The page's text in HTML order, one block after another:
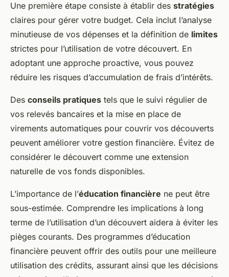
Une première étape consiste à établir des stratégies
claires pour gérer votre budget. Cela inclut l’analyse
minutieuse de vos dépenses et la définition de limites
strictes pour l’utilisation de votre découvert. En
adoptant une approche proactive, vous pouvez
réduire les risques d’accumulation de frais d’intérêts.
Des conseils pratiques tels que le suivi régulier de
vos relevés bancaires et la mise en place de
virements automatiques pour couvrir vos découverts
peuvent améliorer votre gestion financière. Évitez de
considérer le découvert comme une extension
naturelle de vos fonds disponibles.
L’importance de l’éducation financière ne peut être
sous-estimée. Comprendre les implications à long
terme de l’utilisation d’un découvert aidera à éviter les
pièges courants. Des programmes d’éducation
financière peuvent offrir des outils pour une meilleure
utilisation des crédits, assurant ainsi que les décisions